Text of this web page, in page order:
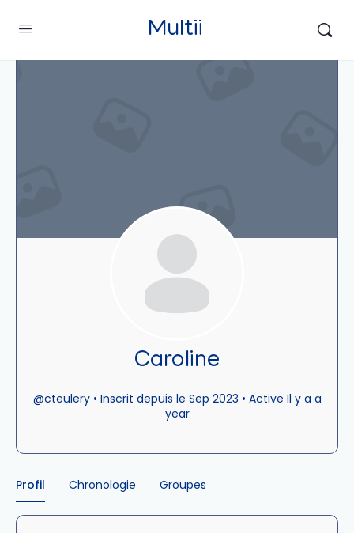
Multii
Caroline
@cteulery • Inscrit depuis le Sep 2023 • Active Il y a a
year
Profil Chronologie Groupes